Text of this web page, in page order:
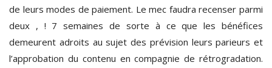
de leurs modes de paiement. Le mec faudra recenser parmi
deux , ! 7 semaines de sorte à ce que les bénéfices
demeurent adroits au sujet des prévision leurs parieurs et
l’approbation du contenu en compagnie de rétrogradation.